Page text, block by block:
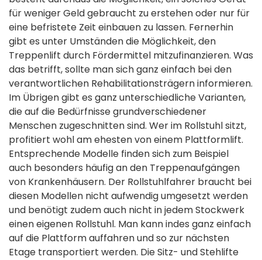
für weniger Geld gebraucht zu erstehen oder nur für
eine befristete Zeit einbauen zu lassen. Fernerhin
gibt es unter Umständen die Möglichkeit, den
Treppenlift durch Fördermittel mitzufinanzieren. Was
das betrifft, sollte man sich ganz einfach bei den
verantwortlichen Rehabilitationsträgern informieren.
Im Übrigen gibt es ganz unterschiedliche Varianten,
die auf die Bedürfnisse grundverschiedener
Menschen zugeschnitten sind. Wer im Rollstuhl sitzt,
profitiert wohl am ehesten von einem Plattformlift.
Entsprechende Modelle finden sich zum Beispiel
auch besonders häufig an den Treppenaufgängen
von Krankenhäusern. Der Rollstuhlfahrer braucht bei
diesen Modellen nicht aufwendig umgesetzt werden
und benötigt zudem auch nicht in jedem Stockwerk
einen eigenen Rollstuhl. Man kann indes ganz einfach
auf die Plattform auffahren und so zur nächsten
Etage transportiert werden. Die Sitz- und Stehlifte